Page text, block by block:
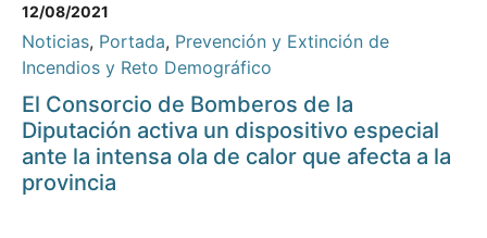
12/08/2021
Noticias, Portada, Prevención y Extinción de
Incendios y Reto Demográfico
El Consorcio de Bomberos de la
Diputación activa un dispositivo especial
ante la intensa ola de calor que afecta a la
provincia